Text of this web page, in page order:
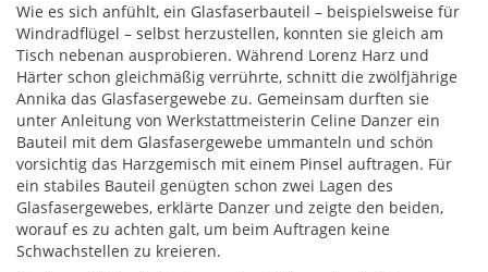
Wie es sich anfühlt, ein Glasfaserbauteil – beispielsweise für
Windradflügel – selbst herzustellen, konnten sie gleich am
Tisch nebenan ausprobieren. Während Lorenz Harz und
Härter schon gleichmäßig verrührte, schnitt die zwölfjährige
Annika das Glasfasergewebe zu. Gemeinsam durften sie
unter Anleitung von Werkstattmeisterin Celine Danzer ein
Bauteil mit dem Glasfasergewebe ummanteln und schön
vorsichtig das Harzgemisch mit einem Pinsel auftragen. Für
ein stabiles Bauteil genügten schon zwei Lagen des
Glasfasergewebes, erklärte Danzer und zeigte den beiden,
worauf es zu achten galt, um beim Auftragen keine
Schwachstellen zu kreieren.